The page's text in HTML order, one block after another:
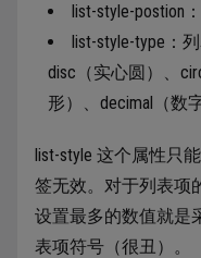
list-style-postion
list-style-type：
disc（实心圆）、
形）、decimal（数
list-style 这个属性只
签无效。对于列表项
设置最多的数值就是
表项符号（很丑）。